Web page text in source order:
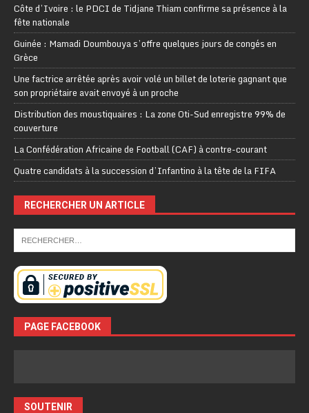
Côte d’Ivoire : le PDCI de Tidjane Thiam confirme sa présence à la
fête nationale
Guinée : Mamadi Doumbouya s’offre quelques jours de congés en
Grèce
Une factrice arrêtée après avoir volé un billet de loterie gagnant que
son propriétaire avait envoyé à un proche
Distribution des moustiquaires : La zone Oti-Sud enregistre 99% de
couverture
La Confédération Africaine de Football (CAF) à contre-courant
Quatre candidats à la succession d’Infantino à la tête de la FIFA
RECHERCHER UN ARTICLE
PAGE FACEBOOK
SOUTENIR